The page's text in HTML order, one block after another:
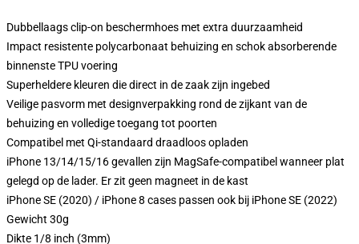
Dubbellaags clip-on beschermhoes met extra duurzaamheid
Impact resistente polycarbonaat behuizing en schok absorberende
binnenste TPU voering
Superheldere kleuren die direct in de zaak zijn ingebed
Veilige pasvorm met designverpakking rond de zijkant van de
behuizing en volledige toegang tot poorten
Compatibel met Qi-standaard draadloos opladen
iPhone 13/14/15/16 gevallen zijn MagSafe-compatibel wanneer plat
gelegd op de lader. Er zit geen magneet in de kast
iPhone SE (2020) / iPhone 8 cases passen ook bij iPhone SE (2022)
Gewicht 30g
Dikte 1/8 inch (3mm)